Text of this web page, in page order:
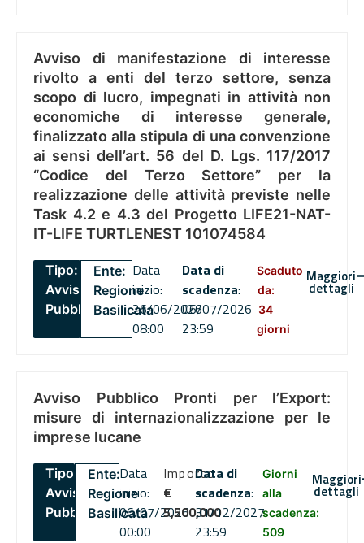
Avviso di manifestazione di interesse
rivolto a enti del terzo settore, senza
scopo di lucro, impegnati in attività non
economiche di interesse generale,
finalizzato alla stipula di una convenzione
ai sensi dell’art. 56 del D. Lgs. 117/2017
“Codice del Terzo Settore” per la
realizzazione delle attività previste nelle
Task 4.2 e 4.3 del Progetto LIFE21-NAT-
IT-LIFE TURTLENEST 101074584
Tipo:
Avviso
Pubblico
Ente:
Regione
Basilicata
Data
inizio:
26/06/2026
08:00
Data di
scadenza:
06/07/2026
23:59
Scaduto
da:
34
giorni
Maggiori
dettagli
Avviso Pubblico Pronti per l’Export:
misure di internazionalizzazione per le
imprese lucane
Tipo:
Avviso
Pubblico
Ente:
Regione
Basilicata
Data
inizio:
06/07/2026
00:00
Importo
€
5,500,000
Data di
scadenza:
31/12/2027
23:59
Giorni
alla
scadenza:
509
Maggiori
dettagli